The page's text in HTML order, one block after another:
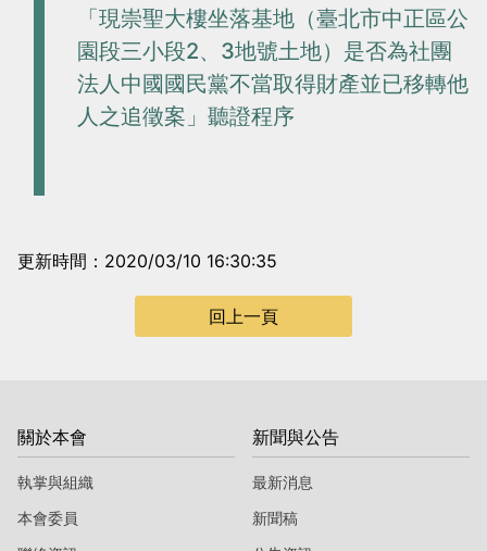
「現崇聖大樓坐落基地（臺北市中正區公
園段三小段2、3地號土地）是否為社團
法人中國國民黨不當取得財產並已移轉他
人之追徵案」聽證程序
更新時間：2020/03/10 16:30:35
回上一頁
關於本會
執掌與組織
本會委員
新聞與公告
最新消息
新聞稿